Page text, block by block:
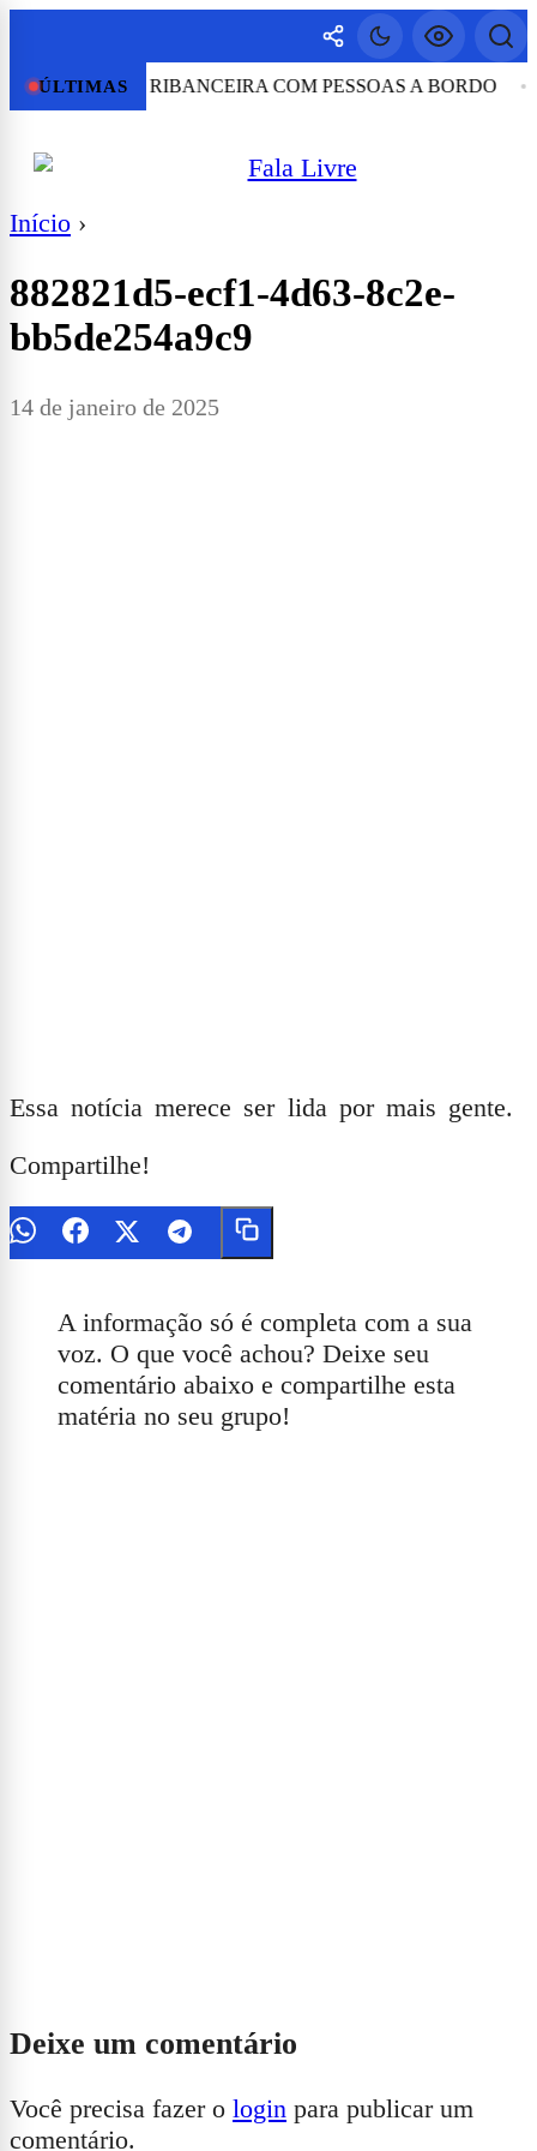
ÚLTIMASEM RIBANCEIRA COM PESSOAS A BORDO
Início ›
882821d5-ecf1-4d63-8c2e-
bb5de254a9c9
14 de janeiro de 2025
Essa notícia merece ser lida por mais gente.
Compartilhe!
A informação só é completa com a sua
voz. O que você achou? Deixe seu
comentário abaixo e compartilhe esta
matéria no seu grupo!
Deixe um comentário
Você precisa fazer o login para publicar um
comentário.